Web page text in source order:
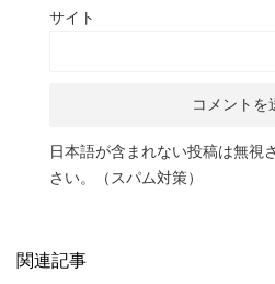
サイト
日本語が含まれない投稿は無視
さい。（スパム対策）
関連記事